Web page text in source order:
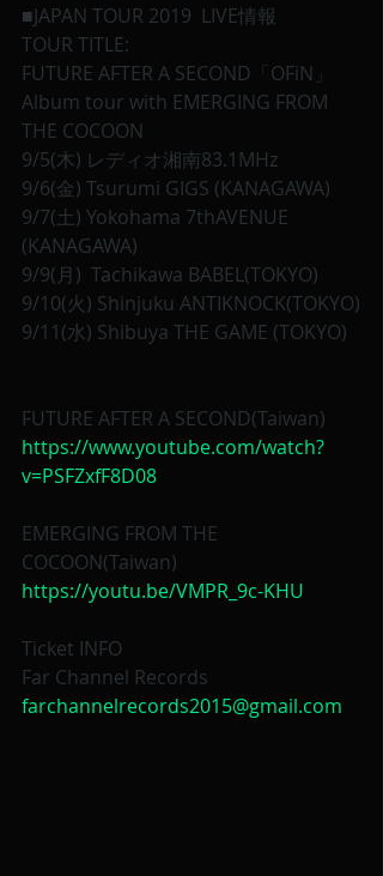
■JAPAN TOUR 2019  LIVE情報
TOUR TITLE:
FUTURE AFTER A SECOND「OFiN」
Album tour with EMERGING FROM
THE COCOON
9/5(木) レディオ湘南83.1MHz
9/6(金) Tsurumi GIGS (KANAGAWA)
9/7(土) Yokohama 7thAVENUE
(KANAGAWA)
9/9(月)  Tachikawa BABEL(TOKYO)
9/10(火) Shinjuku ANTIKNOCK(TOKYO)
9/11(水) Shibuya THE GAME (TOKYO)
FUTURE AFTER A SECOND(Taiwan)
https://www.youtube.com/watch?
v=PSFZxfF8D08
EMERGING FROM THE
COCOON(Taiwan)
https://youtu.be/VMPR_9c-KHU
Ticket INFO
Far Channel Records
farchannelrecords2015@gmail.com